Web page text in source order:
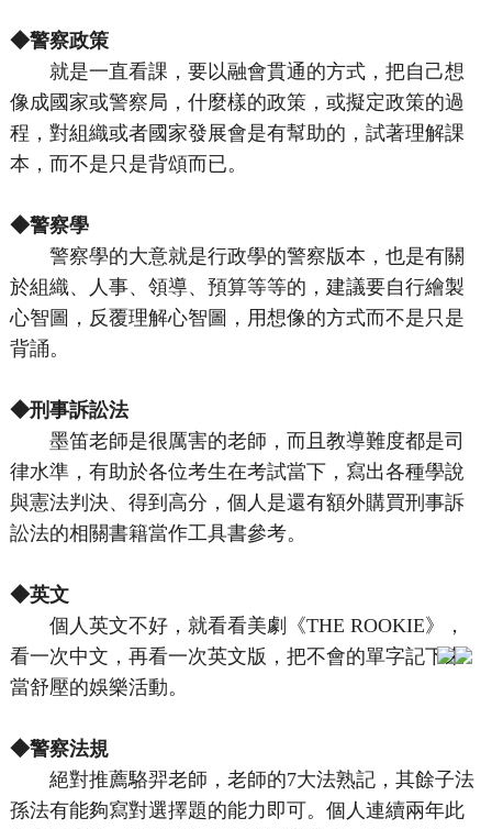
◆警察政策
就是一直看課，要以融會貫通的方式，把自己想
像成國家或警察局，什麼樣的政策，或擬定政策的過
程，對組織或者國家發展會是有幫助的，試著理解課
本，而不是只是背頌而已。
◆警察學
警察學的大意就是行政學的警察版本，也是有關
於組織、人事、領導、預算等等的，建議要自行繪製
心智圖，反覆理解心智圖，用想像的方式而不是只是
背誦。
◆刑事訴訟法
墨笛老師是很厲害的老師，而且教導難度都是司
律水準，有助於各位考生在考試當下，寫出各種學說
與憲法判決、得到高分，個人是還有額外購買刑事訴
訟法的相關書籍當作工具書參考。
◆英文
個人英文不好，就看看美劇《THE ROOKIE》，
看一次中文，再看一次英文版，把不會的單字記下來
當舒壓的娛樂活動。
◆警察法規
絕對推薦駱羿老師，老師的7大法熟記，其餘子法
孫法有能夠寫對選擇題的能力即可。個人連續兩年此